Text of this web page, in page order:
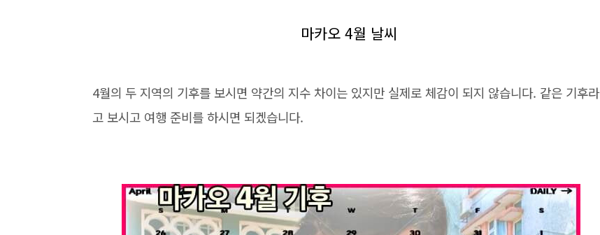
마카오 4월 날씨
4월의 두 지역의 기후를 보시면 약간의 지수 차이는 있지만 실제로 체감이 되지 않습니다. 같은 기후라
고 보시고 여행 준비를 하시면 되겠습니다.